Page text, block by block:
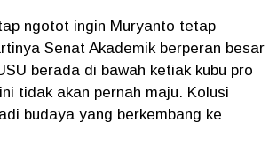
ngotot ingin Muryanto tetap
Senat Akademik berperan besar
berada di bawah ketiak kubu pro
tidak akan pernah maju. Kolusi
budaya yang berkembang ke